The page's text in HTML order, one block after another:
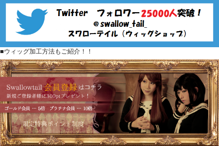
■ウィッグ加工方法もご紹介！！